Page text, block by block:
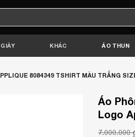
GIÀY KHÁC ÁO THUN
8084349 TSHIRT MÀU TRẮNG
Áo
Logo
7.000.000